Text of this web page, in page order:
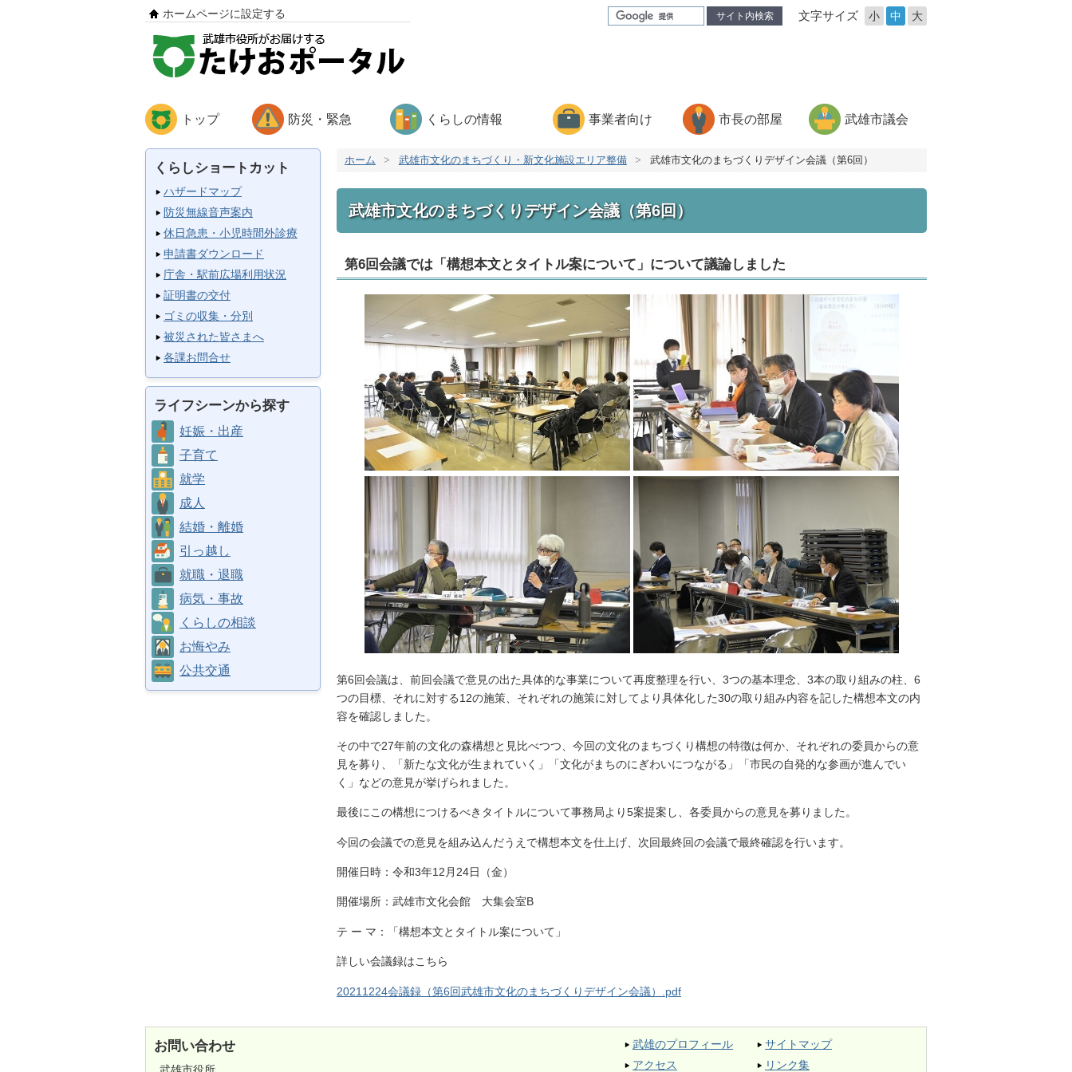
サイト内検索 文字サイズ 小 中 大
ホームページに設定する
トップ 防災・緊急 くらしの情報 事業者向け 市長の部屋 武雄市議会
くらしショートカット
ハザードマップ
防災無線音声案内
休日急患・小児時間外診療
申請書ダウンロード
庁舎・駅前広場利用状況
証明書の交付
ゴミの収集・分別
被災された皆さまへ
各課お問合せ
ライフシーンから探す
妊娠・出産
子育て
就学
成人
結婚・離婚
引っ越し
就職・退職
病気・事故
くらしの相談
お悔やみ
公共交通
ホーム > 武雄市文化のまちづくり・新文化施設エリア整備 > 武雄市文化のまちづくりデザイン会議（第6回）
武雄市文化のまちづくりデザイン会議（第6回）
第6回会議では「構想本文とタイトル案について」について議論しました
第6回会議は、前回会議で意見の出た具体的な事業について再度整理を行い、3つの基本理念、3本の取り組みの柱、6
つの目標、それに対する12の施策、それぞれの施策に対してより具体化した30の取り組み内容を記した構想本文の内
容を確認しました。
その中で27年前の文化の森構想と見比べつつ、今回の文化のまちづくり構想の特徴は何か、それぞれの委員からの意
見を募り、「新たな文化が生まれていく」「文化がまちのにぎわいにつながる」「市民の自発的な参画が進んでい
く」などの意見が挙げられました。
最後にこの構想につけるべきタイトルについて事務局より5案提案し、各委員からの意見を募りました。
今回の会議での意見を組み込んだうえで構想本文を仕上げ、次回最終回の会議で最終確認を行います。
開催日時：令和3年12月24日（金）
開催場所：武雄市文化会館 大集会室B
テ ー マ：「構想本文とタイトル案について」
詳しい会議録はこちら
20211224会議録（第6回武雄市文化のまちづくりデザイン会議）.pdf
お問い合わせ
武雄のプロフィール
アクセス
サイトマップ
リンク集